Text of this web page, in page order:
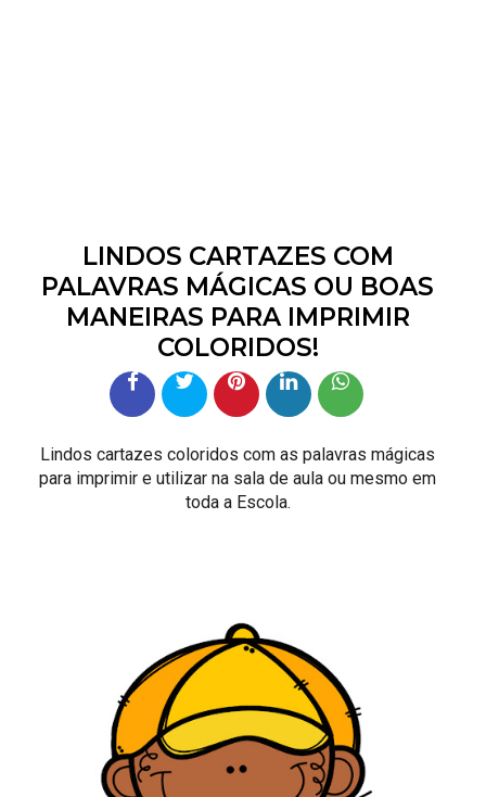
LINDOS CARTAZES COM
PALAVRAS MÁGICAS OU BOAS
MANEIRAS PARA IMPRIMIR
COLORIDOS!
Lindos cartazes coloridos com as palavras mágicas
para imprimir e utilizar na sala de aula ou mesmo em
toda a Escola.